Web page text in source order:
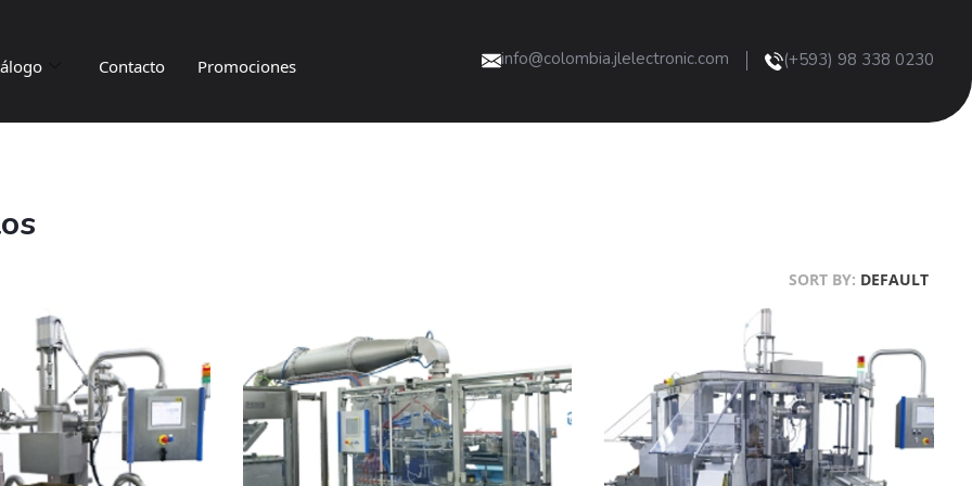
Contacto Promociones info@colombia.jlelectronic.com (+593) 98 338 0230
SORT BY: DEFAULT